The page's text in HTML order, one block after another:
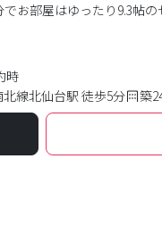
お部屋はゆったり9.3帖
時
線北仙台駅 徒歩5分 築